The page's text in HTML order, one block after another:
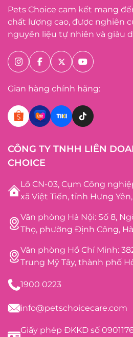
Pets Choice cam kết mang
chất lượng cao, được nghiên
nguyên liệu tự nhiên và giàu
Gian hàng chính hãng:
CÔNG TY TNHH LIÊN
CHOICE
Lô CN-03, Cụm Công
xã Việt Tiến, tỉnh Hưng
Văn phòng Hà Nội: Số 8,
Thọ, phường Định Công,
Văn phòng Hồ Chí Minh:
Trung Mỹ Tây, thành phố
1900 0223
info@petschoicecare.com
Giấy phép ĐKKD số